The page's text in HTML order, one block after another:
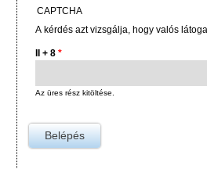
CAPTCHA
A kérdés azt vizsgálja, hogy valós
II + 8 *
Az üres rész kitöltése.